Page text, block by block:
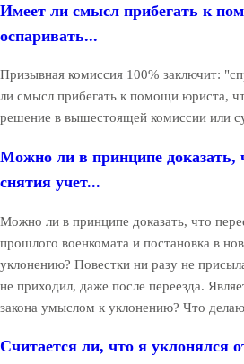
Имеет ли смысл прибегать к
оспаривать...
Призывная комиссия 100% заключит:
ли смысл прибегать к помощи юриста,
решение в вышестоящей комиссии или
Можно ли в принципе доказать,
снятия учет...
Можно ли в принципе доказать, что
прошлого военкомата и постановка в
уклонению? Повестки ни разу не
не приходил, даже после переезда.
закона умыслом к уклонению? Что
Считается ли, что я уклонялся